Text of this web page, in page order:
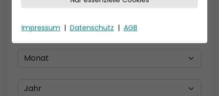
Geburtsdatum
Impressum | Datenschutz | AGB